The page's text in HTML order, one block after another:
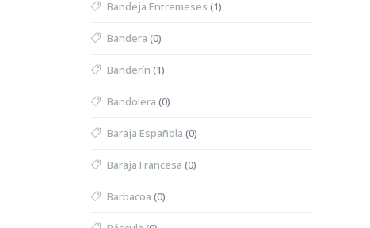
Bandeja Entremeses (1)
Bandera (0)
Banderín (1)
Bandolera (0)
Baraja Española (0)
Baraja Francesa (0)
Barbacoa (0)